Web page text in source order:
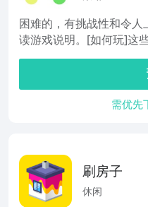
困难的，有挑战性和令
读游戏说明。[如何玩]这
需优先
刷房子
休闲